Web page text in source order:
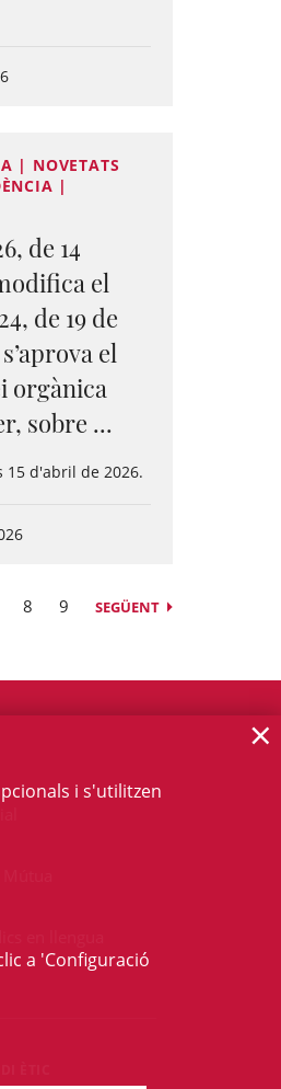
| NOVETATS
|
de 14
el
de 19 de
el
orgànica
sobre ...
15 d'abril de 2026.
8 9 SEGÜENT
i s'utilitzen
a 'Configuració
×